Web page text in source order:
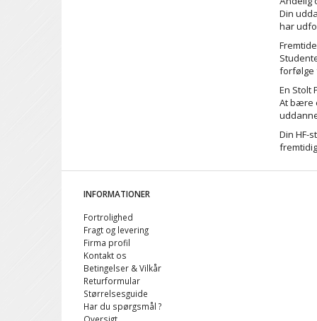
Din
har
forfølge
En Stolt
At bære
Din HF-
INFORMATIONER
Fortrolighed
Fragt og levering
Firma profil
Kontakt os
Betingelser & Vilkår
Returformular
Størrelsesguide
Har du spørgsmål ?